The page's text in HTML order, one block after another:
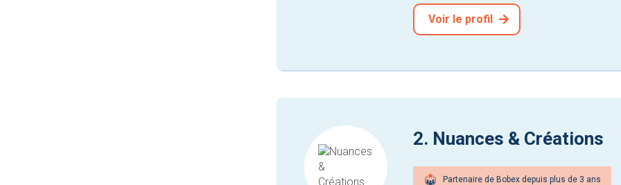
Voir le profil
2. Nuances & Créations
Partenaire de Bobex depuis plus de 3 ans